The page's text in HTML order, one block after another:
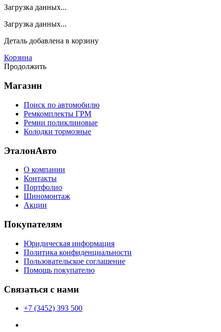
Загрузка данных...
Загрузка данных...
Деталь добавлена в корзину
Корзина
Продолжить
Магазин
Поиск по автомобилю
Ремкомплекты ГРМ
Ремни поликлиновые
Колодки тормозные
ЭталонАвто
О компании
Контакты
Портфолио
Шиномонтаж
Акции
Покупателям
Юридическая информация
Политика конфиденциальности
Пользовательское соглашение
Помощь покупателю
Связаться с нами
+7 (3452) 393 500